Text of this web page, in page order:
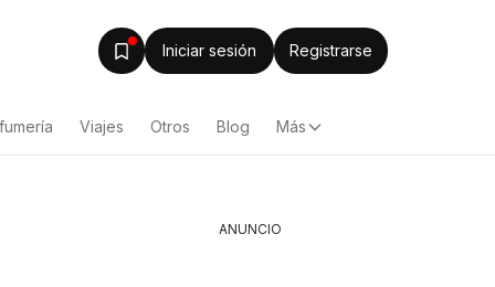
Iniciar sesión Registrarse
Viajes Otros Blog Más
ANUNCIO